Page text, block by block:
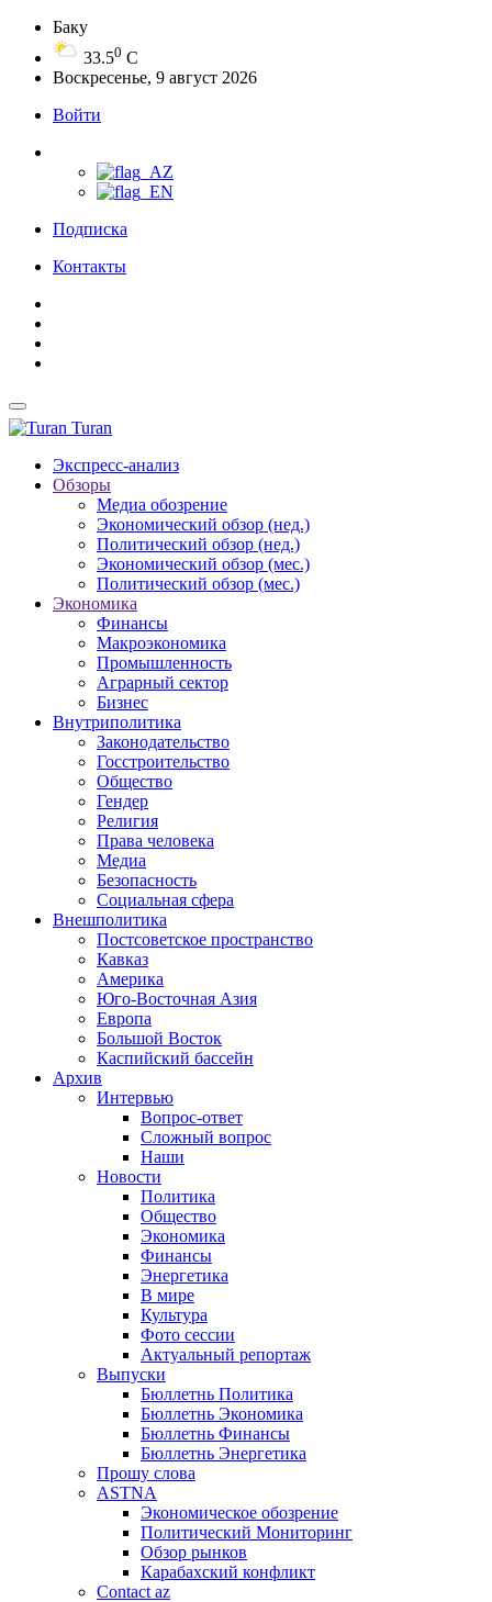
Баку
33.50 C
Воскресенье, 9 август 2026
Войти
Подписка
Контакты
Turan
Экспресс-анализ
Обзоры
Медиа обозрение
Экономический обзор (нед.)
Политический обзор (нед.)
Экономический обзор (мес.)
Политический обзор (мес.)
Экономика
Финансы
Макроэкономика
Промышленность
Аграрный сектор
Бизнес
Внутриполитика
Законодательство
Госстроительство
Общество
Гендер
Религия
Права человека
Медиа
Безопасность
Социальная сфера
Внешполитика
Постсоветское пространство
Кавказ
Америка
Юго-Восточная Азия
Европа
Большой Восток
Каспийский бассейн
Архив
Интервью
Вопрос-ответ
Сложный вопрос
Наши
Новости
Политика
Общество
Экономика
Финансы
Энергетика
В мире
Культура
Фото сессии
Актуальный репортаж
Выпуски
Бюллетнь Политика
Бюллетнь Экономика
Бюллетнь Финансы
Бюллетнь Энергетика
Прошу слова
ASTNA
Экономическое обозрение
Политический Мониторинг
Обзор рынков
Карабахский конфликт
Contact az